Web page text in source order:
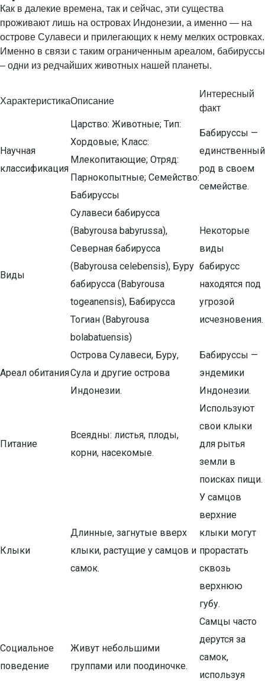
Как в далекие времена, так и сейчас, эти существа
проживают лишь на островах Индонезии, а именно — на
острове Сулавеси и прилегающих к нему мелких островках.
Именно в связи с таким ограниченным ареалом, бабируссы
– одни из редчайших животных нашей планеты.
ХарактеристикаОписание
Интересный
факт
Научная
классификация
Царство: Животные; Тип:
Хордовые; Класс:
Млекопитающие; Отряд:
Парнокопытные; Семейство:
Бабируссы
Бабируссы —
единственный
род в своем
семействе.
Виды
Сулавеси бабирусса
(Babyrousa babyrussa),
Северная бабирусса
(Babyrousa celebensis), Буру
бабирусса (Babyrousa
togeanensis), Бабирусса
Тогиан (Babyrousa
bolabatuensis)
Некоторые
виды
бабирусс
находятся под
угрозой
исчезновения.
Ареал обитания
Острова Сулавеси, Буру,
Сула и другие острова
Индонезии.
Бабируссы —
эндемики
Индонезии.
Питание
Всеядны: листья, плоды,
корни, насекомые.
Используют
свои клыки
для рытья
земли в
поисках пищи.
Клыки
Длинные, загнутые вверх
клыки, растущие у самцов и
самок.
У самцов
верхние
клыки могут
прорастать
сквозь
верхнюю
губу.
Социальное
поведение
Живут небольшими
группами или поодиночке.
Самцы часто
дерутся за
самок,
используя